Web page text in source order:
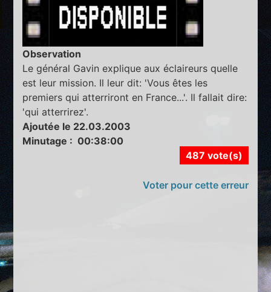
Observation
Le général Gavin explique aux éclaireurs quelle
est leur mission. Il leur dit: 'Vous êtes les
premiers qui atterriront en France...'. Il fallait dire:
'qui atterrirez'.
Ajoutée le 22.03.2003
Minutage : 00:38:00
487 vote(s)
Voter pour cette erreur